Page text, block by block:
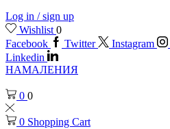
Log in / sign up
Wishlist 0
Facebook
Twitter Instagram
Linkedin
НАМАЛЕНИЯ
0 0
0 Shopping Cart